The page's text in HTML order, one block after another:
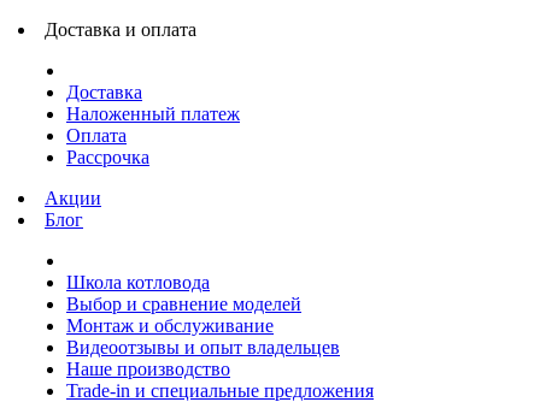
Доставка и оплата
Доставка
Наложенный платеж
Оплата
Рассрочка
Акции
Блог
Школа котловода
Выбор и сравнение моделей
Монтаж и обслуживание
Видеоотзывы и опыт владельцев
Наше производство
Trade-in и специальные предложения